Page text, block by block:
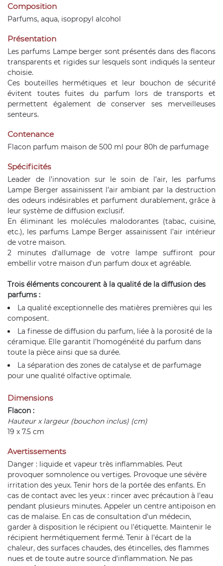
Composition
Parfums, aqua, isopropyl alcohol
Présentation
Les parfums Lampe berger sont présentés dans des flacons
transparents et rigides sur lesquels sont indiqués la senteur
choisie.
Ces bouteilles hermétiques et leur bouchon de sécurité
évitent toutes fuites du parfum lors de transports et
permettent également de conserver ses merveilleuses
senteurs.
Contenance
Flacon parfum maison de 500 ml pour 80h de parfumage
Spécificités
Leader de l’innovation sur le soin de l’air, les parfums
Lampe Berger assainissent l’air ambiant par la destruction
des odeurs indésirables et parfument durablement, grâce à
leur système de diffusion exclusif.
En éliminant les molécules malodorantes (tabac, cuisine,
etc.), les parfums Lampe Berger assainissent l’air intérieur
de votre maison.
2 minutes d'allumage de votre lampe suffiront pour
embellir votre maison d'un parfum doux et agréable.
Trois éléments concourent à la qualité de la diffusion des
parfums :
La qualité exceptionnelle des matières premières qui les
composent.
La finesse de diffusion du parfum, liée à la porosité de la
céramique. Elle garantit l’homogénéité du parfum dans
toute la pièce ainsi que sa durée.
La séparation des zones de catalyse et de parfumage
pour une qualité olfactive optimale.
Dimensions
Flacon :
Hauteur x largeur (bouchon inclus) (cm)
19 x 7.5 cm
Avertissements
Danger : liquide et vapeur très inflammables. Peut
provoquer somnolence ou vertiges. Provoque une sévère
irritation des yeux. Tenir hors de la portée des enfants. En
cas de contact avec les yeux : rincer avec précaution à l'eau
pendant plusieurs minutes. Appeler un centre antipoison en
cas de malaise. En cas de consultation d'un médecin,
garder à disposition le récipient ou l'étiquette. Maintenir le
récipient hermétiquement fermé. Tenir à l'écart de la
chaleur, des surfaces chaudes, des étincelles, des flammes
nues et de toute autre source d'inflammation. Ne pas